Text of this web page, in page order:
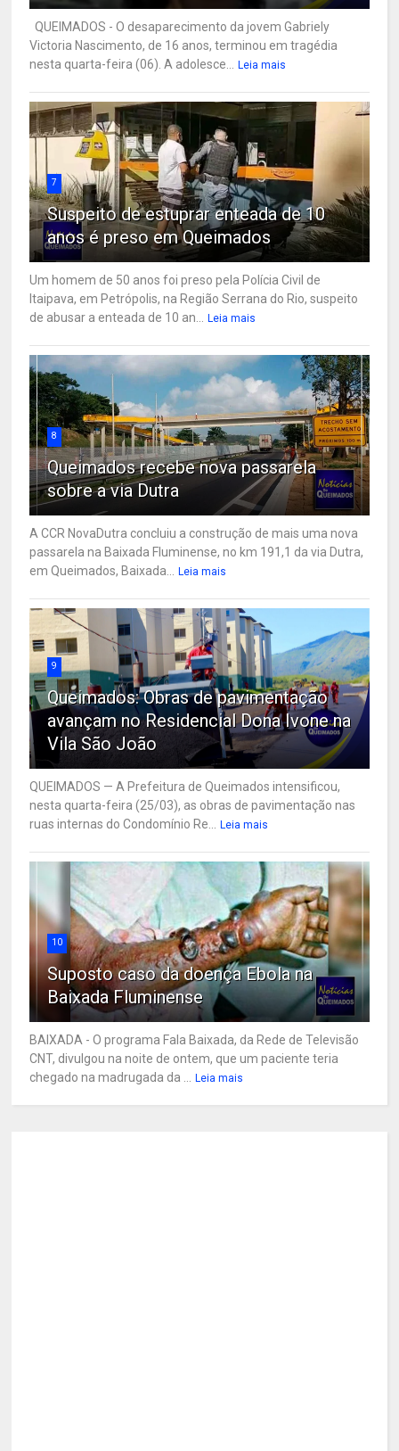
QUEIMADOS - O desaparecimento da jovem Gabriely
Victoria Nascimento, de 16 anos, terminou em tragédia
nesta quarta-feira (06). A adolesce...
Leia mais
7
Suspeito de estuprar enteada de 10
anos é preso em Queimados
Um homem de 50 anos foi preso pela Polícia Civil de
Itaipava, em Petrópolis, na Região Serrana do Rio, suspeito
de abusar a enteada de 10 an...
Leia mais
8
Queimados recebe nova passarela
sobre a via Dutra
A CCR NovaDutra concluiu a construção de mais uma nova
passarela na Baixada Fluminense, no km 191,1 da via Dutra,
em Queimados, Baixada...
Leia mais
9
Queimados: Obras de pavimentação
avançam no Residencial Dona Ivone na
Vila São João
QUEIMADOS — A Prefeitura de Queimados intensificou,
nesta quarta-feira (25/03), as obras de pavimentação nas
ruas internas do Condomínio Re...
Leia mais
10
Suposto caso da doença Ebola na
Baixada Fluminense
BAIXADA - O programa Fala Baixada, da Rede de Televisão
CNT, divulgou na noite de ontem, que um paciente teria
chegado na madrugada da ...
Leia mais